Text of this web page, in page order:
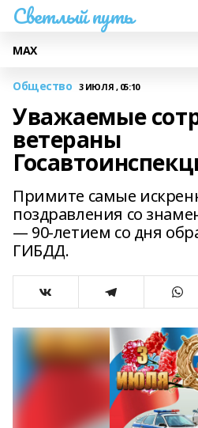
Светлый путь
МАХ
Общество 3 ИЮЛЯ , 05:10
Уважаемые
ветераны
Примите самые
поздравления со
— 90-летием со дня
ГИБДД.